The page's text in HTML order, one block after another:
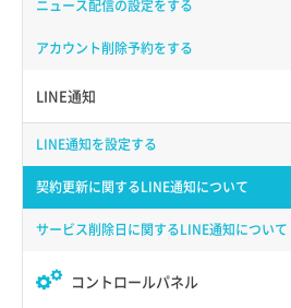
ニュース配信の設定をする
アカウント削除予約をする
LINE通知
LINE通知を設定する
契約更新に関するLINE通知について
サービス削除日に関するLINE通知について
コントロールパネル